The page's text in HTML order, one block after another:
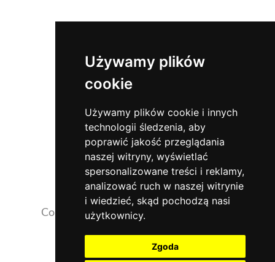
Używamy plików
cookie
Używamy plików cookie i innych
technologii śledzenia, aby
poprawić jakość przeglądania
naszej witryny, wyświetlać
spersonalizowane treści i reklamy,
analizować ruch w naszej witrynie
i wiedzieć, skąd pochodzą nasi
użytkownicy.
Zgoda
Copyrights 2026 ©NaszaKlinika.com.pl